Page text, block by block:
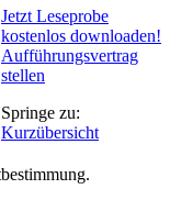
Jetzt Leseprobe
kostenlos downloaden!
Aufführungsvertrag
stellen
Springe zu:
Kurzübersicht